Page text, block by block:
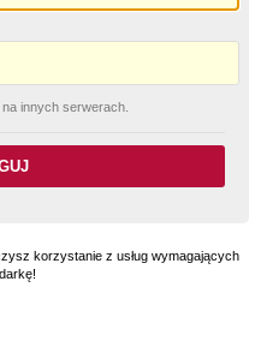
innych serwerach.
korzystanie z usług wymagających